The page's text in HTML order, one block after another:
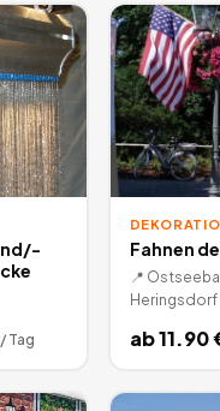
Miet-Angeboten
Auf Miet24 einfach
1.392 Angebote
/ Tag
Fahnen
📍
Heringsdorf
ab11.90